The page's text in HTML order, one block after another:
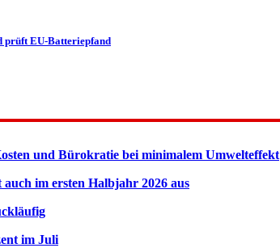
prüft EU-Batteriepfand
und Bürokratie bei minimalem Umwelteffekt
im ersten Halbjahr 2026 aus
im Juli